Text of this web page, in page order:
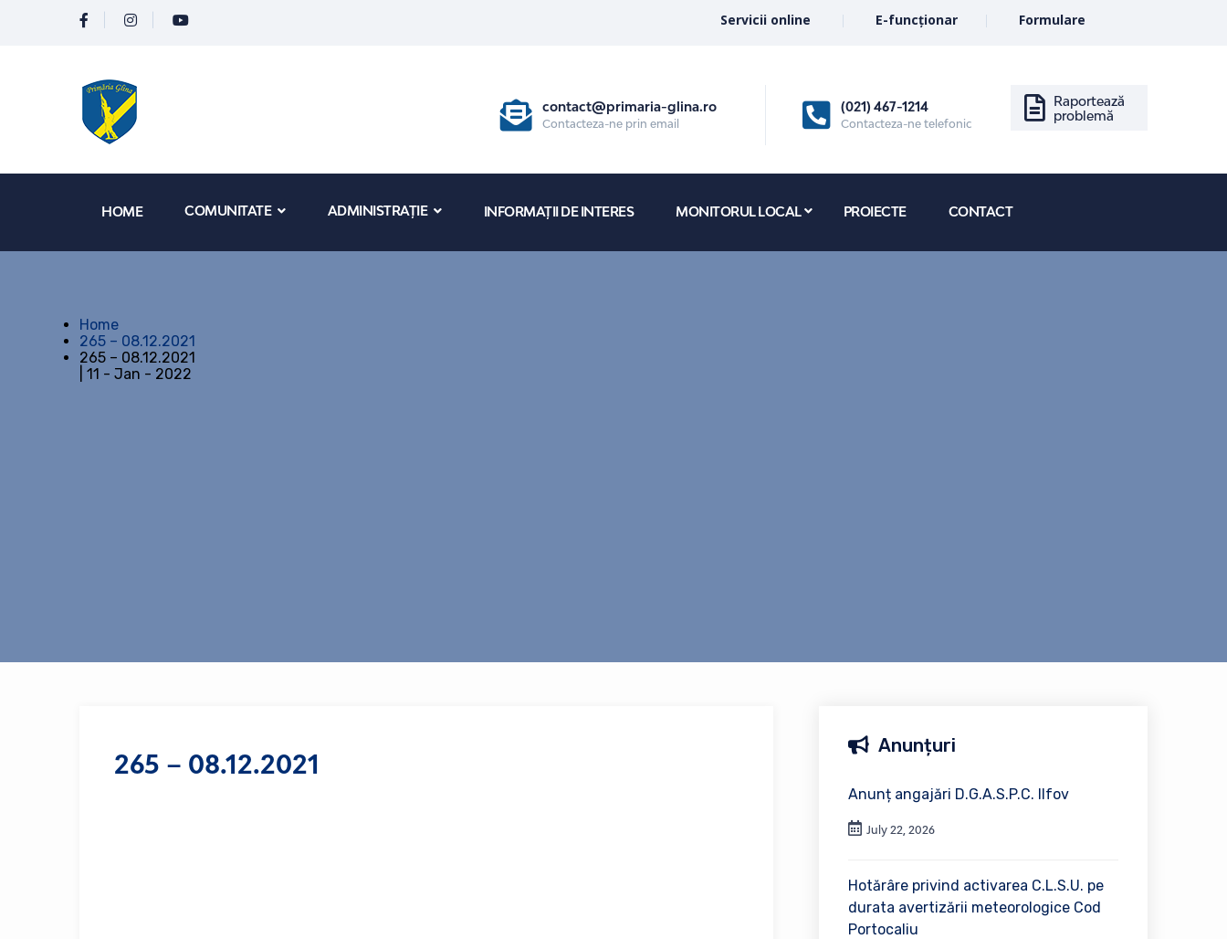
Servicii online E-funcționar Formulare
contact@primaria-glina.ro
Contacteza-ne prin email
(021) 467-1214
Contacteza-ne telefonic
Raportează
problemă
HOME COMUNITATE ADMINISTRAȚIE INFORMAȚII DE INTERES MONITORUL LOCAL PROIECTE CONTACT
Home
265 – 08.12.2021
265 – 08.12.2021
| 11 - Jan - 2022
265 – 08.12.2021
Anunțuri
Anunț angajări D.G.A.S.P.C. Ilfov
July 22, 2026
Hotărâre privind activarea C.L.S.U. pe
durata avertizării meteorologice Cod
Portocaliu